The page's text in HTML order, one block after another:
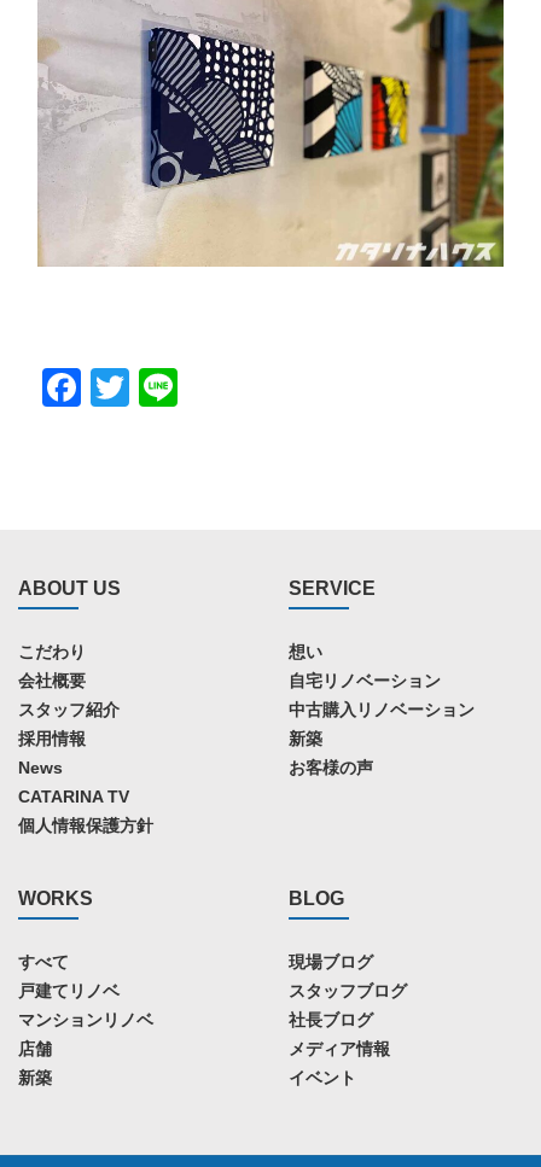
Facebook
Twitter
ABOUT US
こだわり
会社概要
スタッフ紹介
採用情報
News
CATARINA TV
個人情報保護方針
SERVICE
想い
自宅リノベーション
中古購入リノベーション
新築
お客様の声
WORKS
すべて
戸建てリノベ
マンションリノベ
店舗
新築
BLOG
現場ブログ
スタッフブログ
社長ブログ
メディア情報
イベント